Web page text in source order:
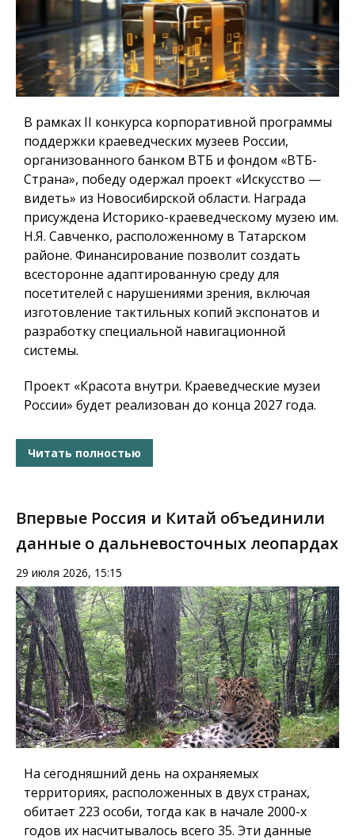
В рамках II конкурса корпоративной программы
поддержки краеведческих музеев России,
организованного банком ВТБ и фондом «ВТБ-
Страна», победу одержал проект «Искусство —
видеть» из Новосибирской области. Награда
присуждена Историко-краеведческому музею им.
Н.Я. Савченко, расположенному в Татарском
районе. Финансирование позволит создать
всесторонне адаптированную среду для
посетителей с нарушениями зрения, включая
изготовление тактильных копий экспонатов и
разработку специальной навигационной
системы.
Проект «Красота внутри. Краеведческие музеи
России» будет реализован до конца 2027 года.
Читать полностью
Впервые Россия и Китай объединили
данные о дальневосточных леопардах
29 июля 2026, 15:15
На сегодняшний день на охраняемых
территориях, расположенных в двух странах,
обитает 223 особи, тогда как в начале 2000-х
годов их насчитывалось всего 35. Эти данные